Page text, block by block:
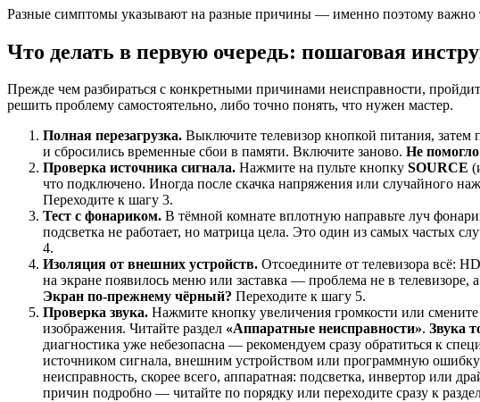
Разные симптомы указывают на разные причины — именно поэтому важно
Что делать в первую очередь: пошаговая
Прежде чем разбираться с конкретными причинами неисправности,
решить проблему самостоятельно, либо точно понять, что нужен мастер.
Полная перезагрузка. Выключите телевизор кнопкой питания, затем
и сбросились временные сбои в памяти. Включите заново. Не
Проверка источника сигнала. Нажмите на пульте кнопку SOURCE
что подключено. Иногда после скачка напряжения или случайного
Переходите к шагу 3.
Тест с фонариком. В тёмной комнате вплотную направьте луч
подсветка не работает, но матрица цела. Это один из самых частых
4.
Изоляция от внешних устройств. Отсоедините от телевизора всё:
на экране появилось меню или заставка — проблема не в
Экран по-прежнему чёрный? Переходите к шагу 5.
Проверка звука. Нажмите кнопку увеличения громкости или смените
изображения. Читайте раздел «Аппаратные неисправности». Звука
диагностика уже небезопасна — рекомендуем сразу обратиться к
источником сигнала, внешним устройством или программную
неисправность, скорее всего, аппаратная: подсветка, инвертор
причин подробно — читайте по порядку или переходите сразу к